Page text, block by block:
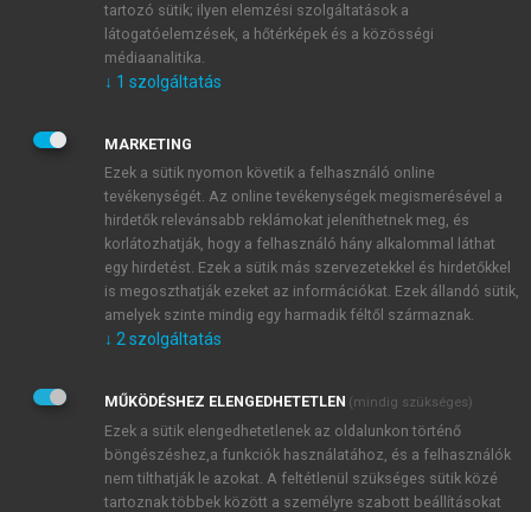
JELSZÓ
JELSZÓ ÚJRA
Kérek értesítést a MeRSZ újdonságairól, akcióiról.
Kérek értesítést az Akadémiai Kiadó Zrt. újdonságairól,
Adatkezelési tájékoztatóbanfoglaltakat tudomásul
veszem és elfogadom.
Általános vásárlási feltételeket, valamint a szotar.netés a
mersz.huoldalak licencszerződéseiben foglaltakat
tudomásul veszem és elfogadom.
tartozó sütik; ilyen elemzési szolgáltatások a
látogatóelemzések, a hőtérképek és a közösségi
médiaanalitika.
↓ 1 szolgáltatás
MARKETING
Ezek a sütik nyomon követik a felhasználó online
tevékenységét. Az online tevékenységek megismerésével a
hirdetők relevánsabb reklámokat jeleníthetnek meg, és
korlátozhatják, hogy a felhasználó hány alkalommal láthat
egy hirdetést. Ezek a sütik más szervezetekkel és hirdetőkkel
is megoszthatják ezeket az információkat. Ezek állandó sütik,
amelyek szinte mindig egy harmadik féltől származnak.
↓ 2 szolgáltatás
MŰKÖDÉSHEZ ELENGEDHETETLEN (mindig szükséges)
Ezek a sütik elengedhetetlenek az oldalunkon történő
böngészéshez,a funkciók használatához, és a felhasználók
nem tilthatják le azokat. A feltétlenül szükséges sütik közé
tartoznak többek között a személyre szabott beállításokat